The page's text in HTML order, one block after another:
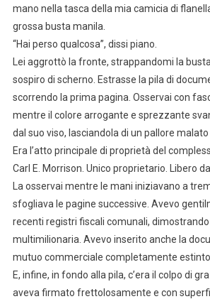
mano nella tasca della mia camicia di
grossa busta manila.
“Hai perso qualcosa”, dissi piano.
Lei aggrottò la fronte, strappandomi la
sospiro di scherno. Estrasse la pila di
scorrendo la prima pagina. Osservai con
mentre il colore arrogante e sprezzante
dal suo viso, lasciandola di un pallore malato
Era l’atto principale di proprietà del
Carl E. Morrison. Unico proprietario. Libero
La osservai mentre le mani iniziavano a
sfogliava le pagine successive. Avevo
recenti registri fiscali comunali,
multimilionaria. Avevo inserito anche la
mutuo commerciale completamente estinto.
E, infine, in fondo alla pila, c’era il colpo di
aveva firmato frettolosamente e con